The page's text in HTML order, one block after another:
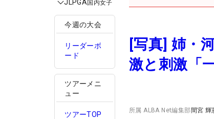
JLPGA国内女子
今週の大会
リーダーボ
ード
ツアーメニ
ュー
ツアーTOP
[写真] 姉・
激と刺激「
所属ALBA Net編集部間宮 輝